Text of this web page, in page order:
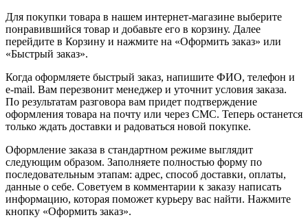
Для покупки товара в нашем интернет-магазине выберите
понравившийся товар и добавьте его в корзину. Далее
перейдите в Корзину и нажмите на «Оформить заказ» или
«Быстрый заказ».
Когда оформляете быстрый заказ, напишите ФИО, телефон и
e-mail. Вам перезвонит менеджер и уточнит условия заказа.
По результатам разговора вам придет подтверждение
оформления товара на почту или через СМС. Теперь останется
только ждать доставки и радоваться новой покупке.
Оформление заказа в стандартном режиме выглядит
следующим образом. Заполняете полностью форму по
последовательным этапам: адрес, способ доставки, оплаты,
данные о себе. Советуем в комментарии к заказу написать
информацию, которая поможет курьеру вас найти. Нажмите
кнопку «Оформить заказ».